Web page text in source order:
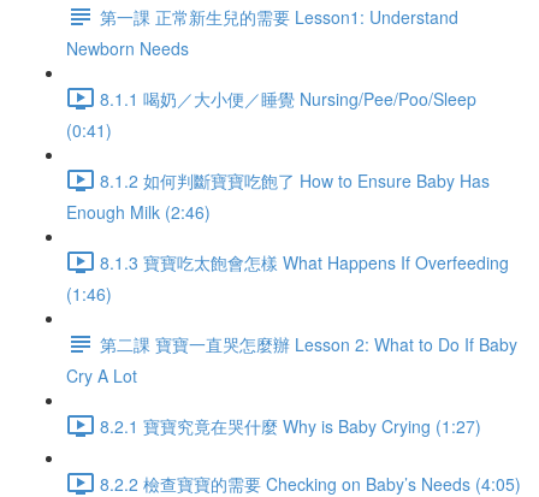
第一課 正常新生兒的需要 Lesson1: Understand
Newborn Needs
8.1.1 喝奶／大小便／睡覺 Nursing/Pee/Poo/Sleep
(0:41)
8.1.2 如何判斷寶寶吃飽了 How to Ensure Baby Has
Enough Milk (2:46)
8.1.3 寶寶吃太飽會怎樣 What Happens If Overfeeding
(1:46)
第二課 寶寶一直哭怎麼辦 Lesson 2: What to Do If Baby
Cry A Lot
8.2.1 寶寶究竟在哭什麼 Why is Baby Crying (1:27)
8.2.2 檢查寶寶的需要 Checking on Baby’s Needs (4:05)